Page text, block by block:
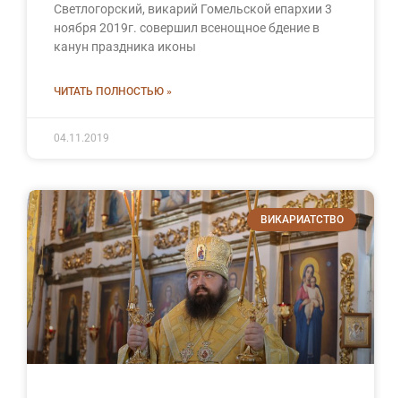
Светлогорский, викарий Гомельской епархии 3
ноября 2019г. совершил всенощное бдение в
канун праздника иконы
ЧИТАТЬ ПОЛНОСТЬЮ »
04.11.2019
ВИКАРИАТСТВО